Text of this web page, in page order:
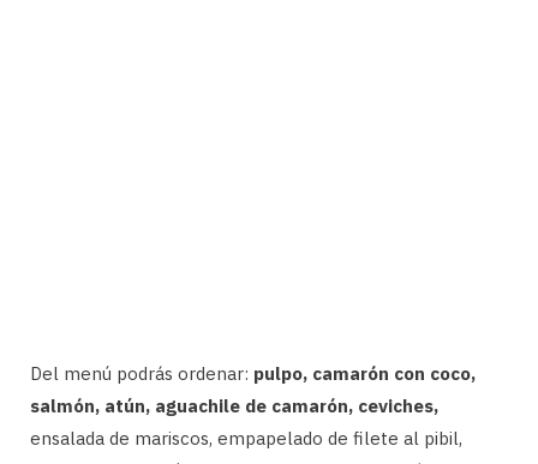
Del menú podrás ordenar: pulpo, camarón con coco,
salmón, atún, aguachile de camarón, ceviches,
ensalada de mariscos, empapelado de filete al pibil,